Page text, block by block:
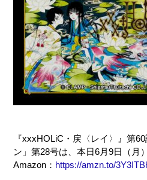
『xxxHOLiC・戻〈レイ〉』第
ン」第28号は、本日6月9日（月
Amazon： https://amzn.to/